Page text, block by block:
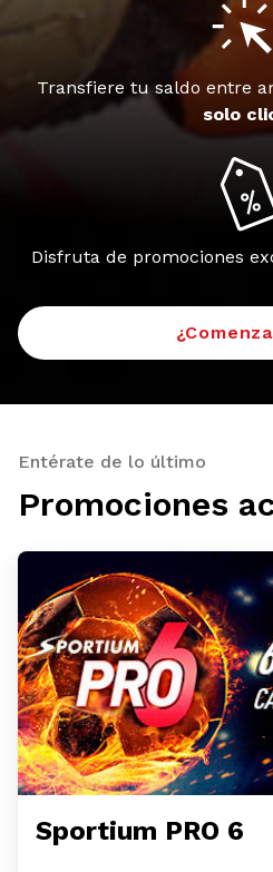
Transfiere tu saldo entre
solo
Disfruta de promociones
Entérate de lo último
Promociones
Sportium PRO 6